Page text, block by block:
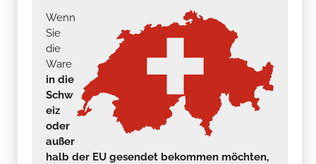
Wenn
Sie
die
Ware
in die
Schw
eiz
oder
außer
halb der EU gesendet bekommen möchten,